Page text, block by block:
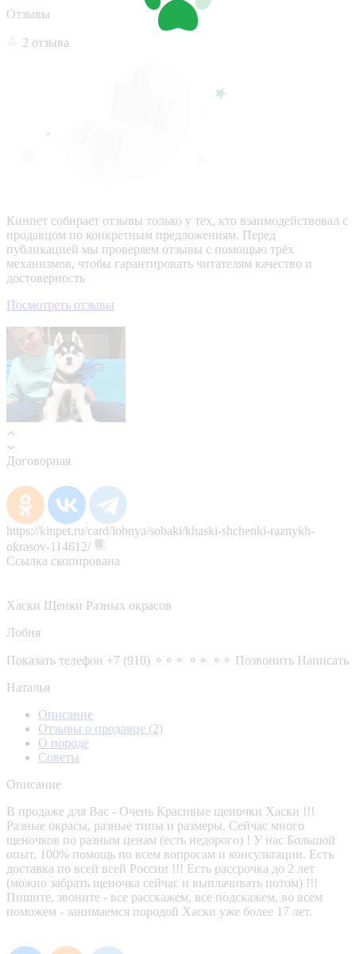
Отзывы
2 отзыва
Кинпет собирает отзывы только у тех, кто взаимодействовал с
продавцом по конкретным предложениям. Перед
публикацией мы проверяем отзывы с помощью трёх
механизмов, чтобы гарантировать читателям качество и
достоверность
Посмотреть отзывы
Договорная
https://kinpet.ru/card/lobnya/sobaki/khaski-shchenki-raznykh-
okrasov-114612/
Ссылка скопирована
Хаски Щенки Разных окрасов
Лобня
Показать телефон +7 (910) ⚬⚬⚬ ⚬⚬ ⚬⚬ Позвонить Написать
Наталья
Описание
Отзывы о продавце (2)
О породе
Советы
Описание
В продаже для Вас - Очень Красивые щеночки Хаски !!!
Разные окрасы, разные типы и размеры. Сейчас много
щеночков по разным ценам (есть недорого) ! У нас Большой
опыт, 100% помощь по всем вопросам и консультации. Есть
доставка по всей всей России !!! Есть рассрочка до 2 лет
(можно забрать щеночка сейчас и выплачивать потом) !!!
Пишите, звоните - все расскажем, все подскажем, во всем
поможем - занимаемся породой Хаски уже более 17 лет.